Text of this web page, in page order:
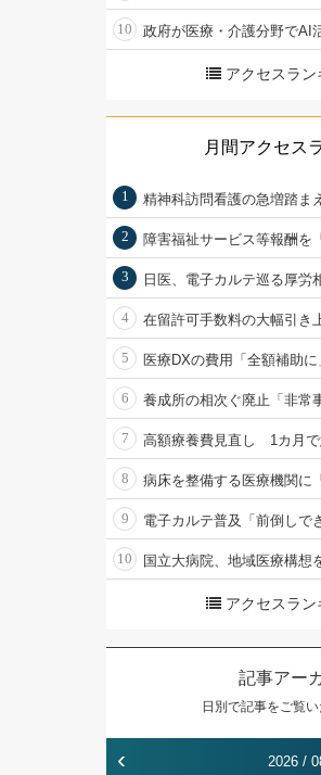
10 政府が医療・介護分野でAI
アクセスラ
月間アクセス
1 精神科訪問看護の急増踏ま
2 障害福祉サービス等報酬を
3 日医、電子カルテ巡る厚労
4 在留許可手数料の大幅引き
5 医療DXの費用「全額補助
6 養成所の相次ぐ廃止「非常
7 高額療養費見直し 1カ月で
8 病床を整備する医療機関に
9 電子カルテ普及「前倒しで
10 国立大病院、地域医療構想
アクセスラ
記事アー
日別で記事をご覧い
‹ 2026 /